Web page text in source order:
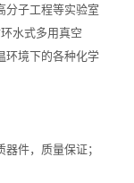
分子工程等实验室
水式多用真空
环境下的各种化学
件，质量保证；